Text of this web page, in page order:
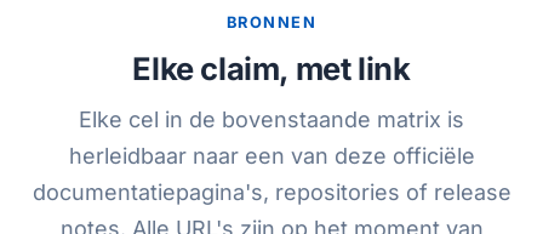
BRONNEN
Elke claim, met link
Elke cel in de bovenstaande matrix is
herleidbaar naar een van deze officiële
documentatiepagina's, repositories of release
notes. Alle URL's zijn op het moment van